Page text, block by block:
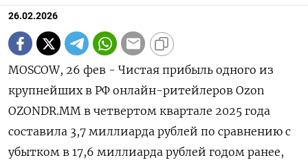
26.02.2026
MOSCOW, 26 фев - Чистая прибыль одного из
крупнейших в РФ онлайн-ритейлеров Ozon
OZONDR.MM в четвертом квартале 2025 года
составила 3,7 миллиарда рублей по сравнению с
‌убытком в 17,6 миллиарда рублей годом ранее,